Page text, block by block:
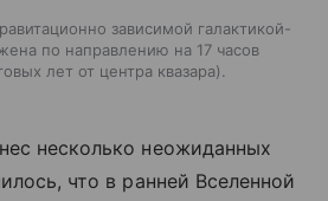
зависимой галактикой-
по направлению на 17 часов
лет от центра квазара).
несколько неожиданных
что в ранней Вселенной